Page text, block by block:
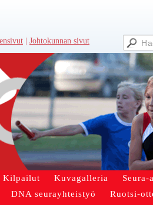
Johtokunnan sivut
Kilpailut Kuvagalleria
Seura-
DNA seurayhteistyö Ruotsi-